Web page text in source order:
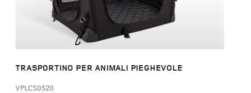
TRASPORTINO PER ANIMALI PIEGHEVOLE
VPLCS0520